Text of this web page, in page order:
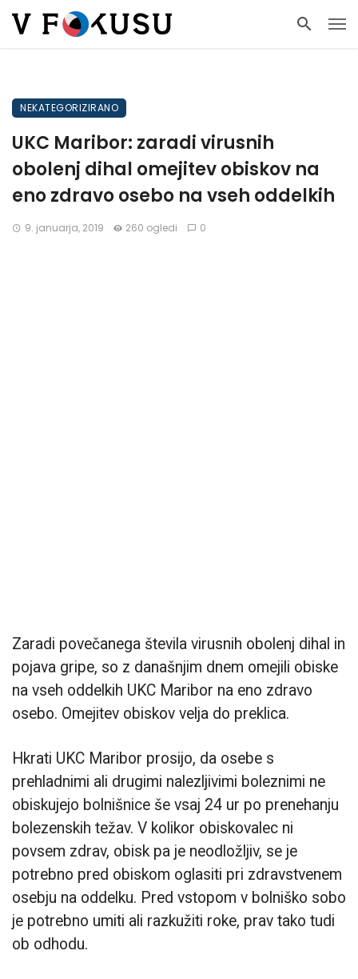
NEKATEGORIZIRANO
UKC Maribor: zaradi virusnih
obolenj dihal omejitev obiskov na
eno zdravo osebo na vseh oddelkih
9. januarja, 2019 260 ogledi 0
Zaradi povečanega števila virusnih obolenj dihal in
pojava gripe, so z današnjim dnem omejili obiske
na vseh oddelkih UKC Maribor na eno zdravo
osebo. Omejitev obiskov velja do preklica.
Hkrati UKC Maribor prosijo, da osebe s
prehladnimi ali drugimi nalezljivimi boleznimi ne
obiskujejo bolnišnice še vsaj 24 ur po prenehanju
bolezenskih težav. V kolikor obiskovalec ni
povsem zdrav, obisk pa je neodložljiv, se je
potrebno pred obiskom oglasiti pri zdravstvenem
osebju na oddelku. Pred vstopom v bolniško sobo
je potrebno umiti ali razkužiti roke, prav tako tudi
ob odhodu.